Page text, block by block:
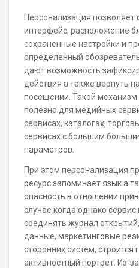
Персонализация позволяет
интерфейс, расположение
сохраненные настройки и
определенный
дают возможность
действия а также вернуть
посещении. Такой механизм
полезно для медийных
сервисах, каталогах,
сервисах с большим
параметров.
При этом персонализация
ресурс запоминает язык а
опасность в отношении
случае когда однако
соединять журнал
данные, маркетинговые
сторонних систем,
активностный портрет. Из-